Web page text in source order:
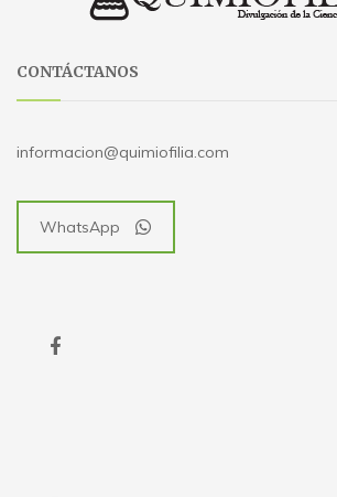
CONTÁCTANOS
informacion@quimiofilia.com
WhatsApp